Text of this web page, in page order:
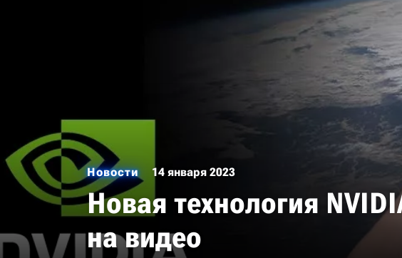
Новости 14 января 2023
Новая технология
на видео